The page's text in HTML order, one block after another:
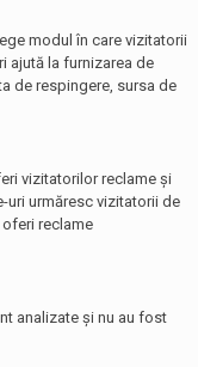
modul în care vizitatorii
ajută la furnizarea de
de respingere, sursa de
vizitatorilor reclame și
uri urmăresc vizitatorii de
reclame
analizate și nu au fost